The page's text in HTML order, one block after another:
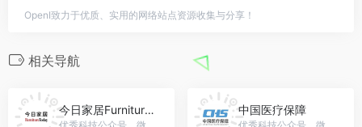
OpenI致力于优质、实用的网络站点资源收集与分享！
相关导航
今日家居FurnitureToday 中国医疗保障